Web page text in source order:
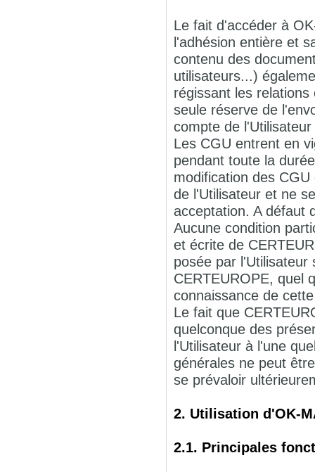
Le fait d'accéder à
l'adhésion entière et
contenu des
utilisateurs...)
régissant les
seule réserve de
compte de
Les CGU entrent en
pendant toute la
modification des
de l'Utilisateur et ne
acceptation. A défaut
Aucune condition
et écrite de
posée par
CERTEUROPE, quel
connaissance de
Le fait que
quelconque des
l'Utilisateur à l'une
générales ne peut
se prévaloir
2. Utilisation d'OK-
2.1. Principales